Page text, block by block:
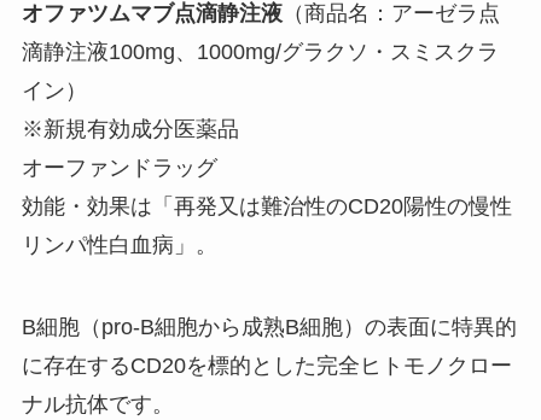
オファツムマブ点滴静注液（商品名：アーゼラ点
滴静注液100mg、1000mg/グラクソ・スミスクラ
イン）
※新規有効成分医薬品
オーファンドラッグ
効能・効果は「再発又は難治性のCD20陽性の慢性
リンパ性白血病」。
B細胞（pro-B細胞から成熟B細胞）の表面に特異的
に存在するCD20を標的とした完全ヒトモノクロー
ナル抗体です。